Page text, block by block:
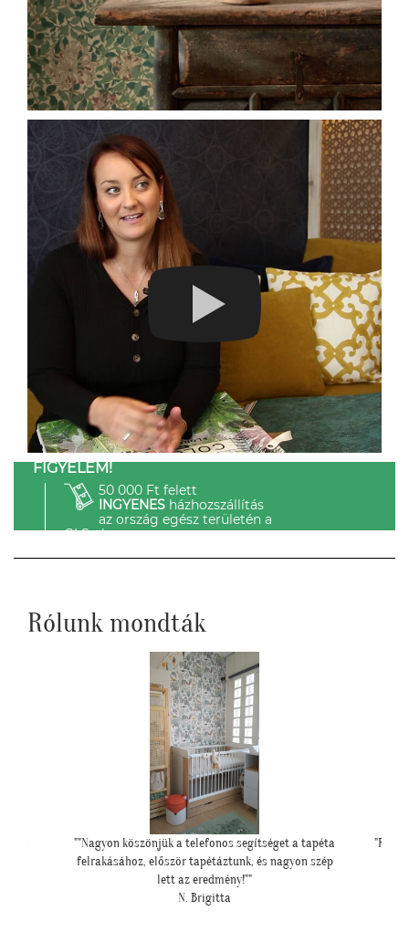
FIGYELEM!
50 000 Ft felett
INGYENESházhozszállítás
az ország egész területén a
GLS-el.
Rólunk mondták
a tapéta
"Felkerültek a tapéták az eredmény magáért
beszél!:)"
H. Anita